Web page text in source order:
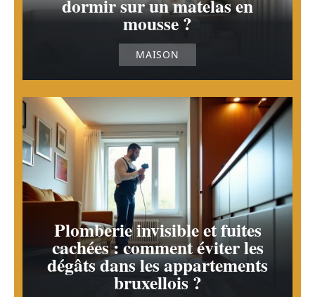
mousse ?
MAISON
Plomberie invisible et fuites
cachées : comment éviter les
dégâts dans les appartements
bruxellois ?